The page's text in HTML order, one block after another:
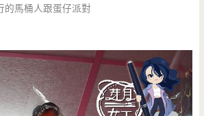
的馬桶人跟蛋仔派對